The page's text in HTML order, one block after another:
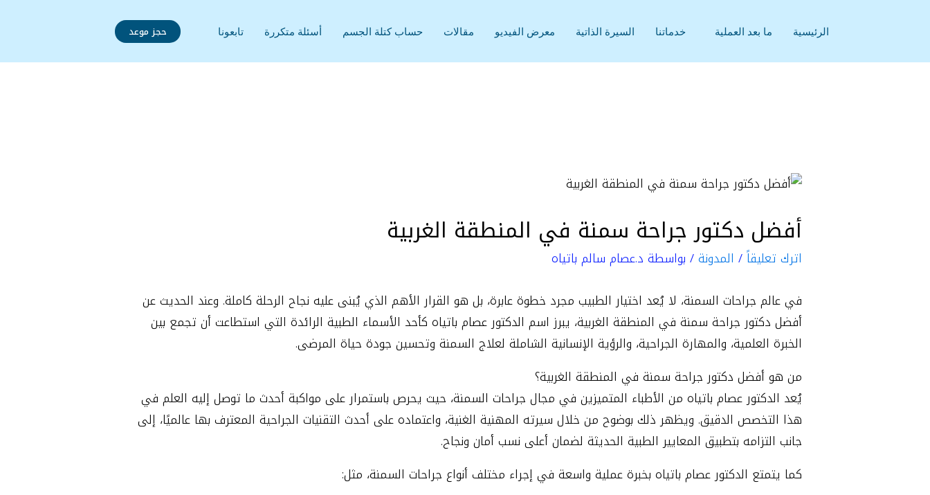
الرئيسية ما بعد العملية خدماتنا السيرة الذاتية معرض الفيديو مقالات حساب كتلة الجسم أسئلة متكررة تابعونا حجز موعد
أفضل دكتور جراحة سمنة في المنطقة الغربية
اترك تعليقاً/ المدونة/ بواسطة د.عصام سالم باتياه
في عالم جراحات السمنة، لا يُعد اختيار الطبيب مجرد خطوة عابرة، بل هو القرار الأهم الذي يُبنى عليه نجاح الرحلة كاملة. وعند الحديث عن
أفضل دكتور جراحة سمنة في المنطقة الغربية، يبرز اسم الدكتور عصام باتياه كأحد الأسماء الطبية الرائدة التي استطاعت أن تجمع بين
الخبرة العلمية، والمهارة الجراحية، والرؤية الإنسانية الشاملة لعلاج السمنة وتحسين جودة حياة المرضى.
من هو أفضل دكتور جراحة سمنة في المنطقة الغربية؟
يُعد الدكتور عصام باتياه من الأطباء المتميزين في مجال جراحات السمنة، حيث يحرص باستمرار على مواكبة أحدث ما توصل إليه العلم في
هذا التخصص الدقيق. ويظهر ذلك بوضوح من خلال سيرته المهنية الغنية، واعتماده على أحدث التقنيات الجراحية المعترف بها عالميًا، إلى
جانب التزامه بتطبيق المعايير الطبية الحديثة لضمان أعلى نسب أمان ونجاح.
كما يتمتع الدكتور عصام باتياه بخبرة عملية واسعة في إجراء مختلف أنواع جراحات السمنة، مثل: